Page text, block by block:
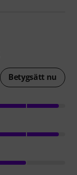
Betygsätt nu